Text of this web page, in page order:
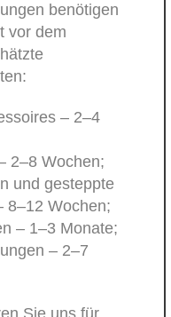
benötigen
vor dem
– 2–4
2–8 Wochen;
und gesteppte
8–12 Wochen;
– 1–3 Monate;
– 2–7